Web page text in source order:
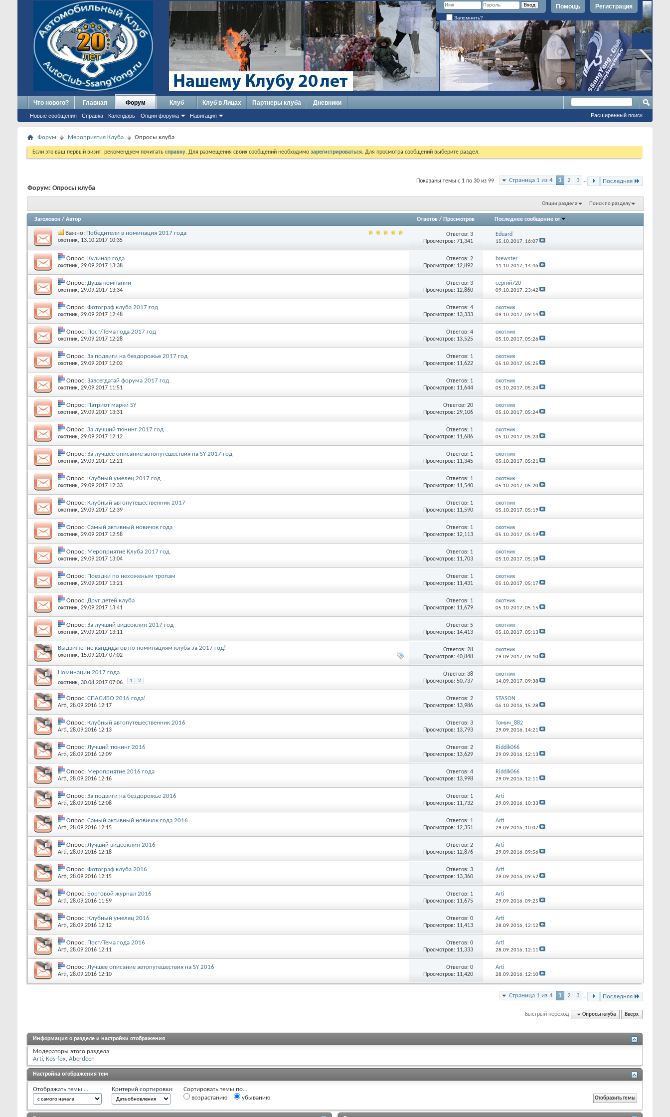
Регистрация
Помощь
Запомнить?
Что нового? Главная Форум
Новые сообщения Справка Календарь Опции форума Навигация
Клуб Клуб в Лицах Партнеры клуба Дневники
Расширенный поиск
Форум Мероприятия Клуба Опросы клуба
Если это ваш первый визит, рекомендуем почитать справку. Для размещения своих сообщений необходимо зарегистрироваться. Для просмотра сообщений выберите раздел.
Страница 1 из 4 1 2 3 ... Последняя
Показаны темы с 1 по 30 из 99
Форум: Опросы клуба
Опции раздела Поиск по разделу
Заголовок / Автор Ответов / Просмотров Последнее сообщение от
Важно: Победители в номинация 2017 года
охотник, 13.10.2017 10:35
Ответов:3
Просмотров: 71,341
Eduard
15.10.2017, 16:07
Опрос: Кулинар года
охотник, 29.09.2017 13:38
Ответов:2
Просмотров: 12,892
brewster
11.10.2017, 14:46
Опрос: Душа компании
охотник, 29.09.2017 13:34
Ответов:3
Просмотров: 12,860
сергий720
09.10.2017, 23:42
Опрос: Фотограф клуба 2017 год
охотник, 29.09.2017 12:48
Ответов:4
Просмотров: 13,333
охотник
09.10.2017, 09:14
Опрос: Пост/Тема года 2017 год
охотник, 29.09.2017 12:28
Ответов:4
Просмотров: 13,525
охотник
05.10.2017, 05:26
Опрос: За подвиги на бездорожье 2017 год
охотник, 29.09.2017 12:02
Ответов: 1
Просмотров: 11,622
охотник
05.10.2017, 05:25
Опрос: Завсегдатай форума 2017 год
охотник, 29.09.2017 11:51
Ответов: 1
Просмотров: 11,644
охотник
05.10.2017, 05:24
Опрос: Патриот марки SY
охотник, 29.09.2017 13:31
Ответов:20
Просмотров: 29,106
охотник
05.10.2017, 05:24
Опрос: За лучший тюнинг 2017 год
охотник, 29.09.2017 12:12
Ответов: 1
Просмотров: 11,686
охотник
05.10.2017, 05:23
Опрос: За лучшее описание автопутешествия на SY 2017 год
охотник, 29.09.2017 12:21
Ответов: 1
Просмотров: 11,345
охотник
05.10.2017, 05:21
Опрос: Клубный умелец 2017 год
охотник, 29.09.2017 12:33
Ответов: 1
Просмотров: 11,540
охотник
05.10.2017, 05:20
Опрос: Клубный автопутешественник 2017
охотник, 29.09.2017 12:39
Ответов: 1
Просмотров: 11,590
охотник
05.10.2017, 05:19
Опрос: Самый активный новичок года
охотник, 29.09.2017 12:58
Ответов: 1
Просмотров: 12,113
охотник
05.10.2017, 05:19
Опрос: Мероприятие Клуба 2017 год
охотник, 29.09.2017 13:04
Ответов: 1
Просмотров: 11,703
охотник
05.10.2017, 05:18
Опрос: Поездки по нехоженым тропам
охотник, 29.09.2017 13:21
Ответов: 1
Просмотров: 11,431
охотник
05.10.2017, 05:17
Опрос: Друг детей клуба
охотник, 29.09.2017 13:41
Ответов: 1
Просмотров: 11,679
охотник
05.10.2017, 05:15
Опрос: За лучший видеоклип 2017 год
охотник, 29.09.2017 13:11
Ответов:5
Просмотров: 14,413
охотник
05.10.2017, 05:13
Выдвижение кандидатов по номинациям клуба за 2017 год!
охотник, 15.09.2017 07:02
Ответов:28
Просмотров: 40,848
охотник
29.09.2017, 09:10
Номинации 2017 года
охотник, 30.08.2017 07:06 1 2
Ответов:38
Просмотров: 50,737
охотник
14.09.2017, 09:38
Опрос: СПАСИБО 2016 года!
Arti, 28.09.2016 12:17
Ответов:2
Просмотров: 13,986
STASON
06.10.2016, 15:28
Опрос: Клубный автопутешественник 2016
Arti, 28.09.2016 12:13
Ответов:3
Просмотров: 13,793
Томич_882
29.09.2016, 14:21
Опрос: Лучший тюнинг 2016
Arti, 28.09.2016 12:09
Ответов:2
Просмотров: 13,629
Riddik066
29.09.2016, 12:13
Опрос: Мероприятие 2016 года
Arti, 28.09.2016 12:16
Ответов:4
Просмотров: 13,998
Riddik066
29.09.2016, 12:11
Опрос: За подвиги на бездорожье 2016
Arti, 28.09.2016 12:08
Ответов: 1
Просмотров: 11,732
Arti
29.09.2016, 10:33
Опрос: Самый активный новичок года 2016
Arti, 28.09.2016 12:15
Ответов: 1
Просмотров: 12,351
Arti
29.09.2016, 10:07
Опрос: Лучший видеоклип 2016
Arti, 28.09.2016 12:18
Ответов:2
Просмотров: 12,876
Arti
29.09.2016, 09:56
Опрос: Фотограф клуба 2016
Arti, 28.09.2016 12:15
Ответов:3
Просмотров: 13,360
Arti
29.09.2016, 09:52
Опрос: Бортовой журнал 2016
Arti, 28.09.2016 11:59
Ответов: 1
Просмотров: 11,675
Arti
29.09.2016, 09:25
Опрос: Клубный умелец 2016
Arti, 28.09.2016 12:12
Ответов:0
Просмотров: 11,413
Arti
28.09.2016, 12:12
Опрос: Пост/Тема года 2016
Arti, 28.09.2016 12:11
Ответов:0
Просмотров: 11,333
Arti
28.09.2016, 12:11
Опрос: Лучшее описание автопутешествия на SY 2016
Arti, 28.09.2016 12:10
Ответов:0
Просмотров: 11,420
Arti
28.09.2016, 12:10
Страница 1 из 4 1 2 3 ... Последняя
Быстрый переход Опросы клуба Вверх
Информация о разделе и настройки отображения
Модераторы этого раздела
Arti, Kos-fox, Aberdeen
Настройка отображения тем
Отображать темы ... Критерий сортировки:
Сортировать темы по...
возрастанию
убыванию